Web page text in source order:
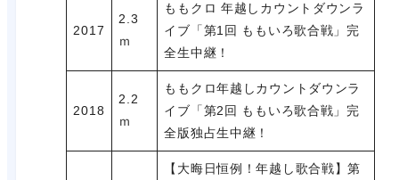
2017
2.3
ｍ
ももクロ 年越しカウントダウンラ
イブ「第1回 ももいろ歌合戦」完
全生中継！
2018
2.2
ｍ
ももクロ年越しカウントダウンラ
イブ「第2回 ももいろ歌合戦」完
全版独占生中継！
【大晦日恒例！年越し歌合戦】第